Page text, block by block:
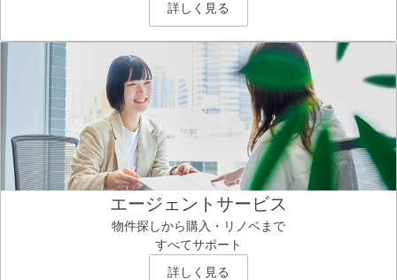
詳しく見る
エージェントサービス
物件探しから購入・リノベまで
すべてサポート
詳しく見る